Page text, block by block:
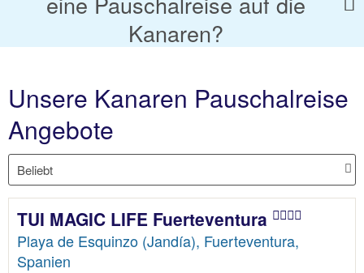
Kanaren?
Unsere Kanaren Pauschalreise
Angebote
TUI MAGIC LIFE Fuerteventura
Playa de Esquinzo (Jandía), Fuerteventura,
Spanien